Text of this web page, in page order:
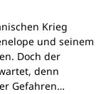
Krieg
und seinem
Doch der
denn
Gefahren…